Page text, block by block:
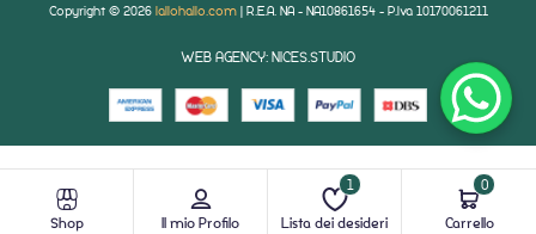
Shop Il mio Profilo Lista dei desideri
1
Carrello
0
Copyright © 2026 lallohallo.com | R.E.A. NA - NA10861654 - P.Iva 10170061211
WEB AGENCY: NICES.STUDIO